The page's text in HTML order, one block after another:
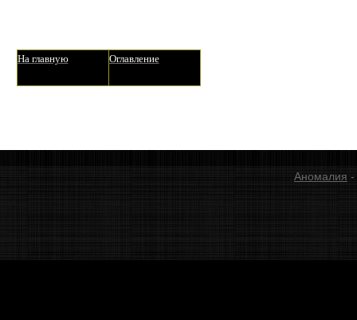
На главную Оглавление
Аномалия -